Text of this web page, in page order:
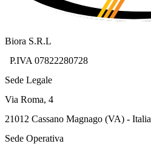
Biora S.R.L
P.IVA 07822280728
Sede Legale
Via Roma, 4
21012 Cassano Magnago (VA) - Italia
Sede Operativa